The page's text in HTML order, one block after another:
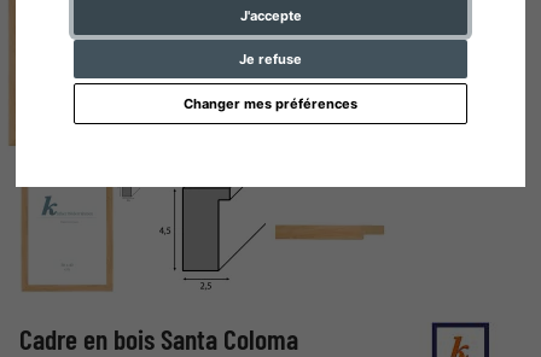
J'accepte
Je refuse
Changer mes préférences
Cadre en bois Santa Coloma